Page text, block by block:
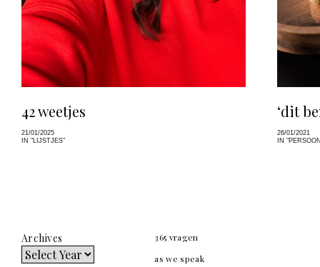
42 weetjes
21/01/2025
IN "LIJSTJES"
‘dit
26/01/2021
IN
Archives
365 vragen
as we speak